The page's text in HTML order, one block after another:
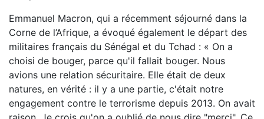
Emmanuel Macron, qui a récemment séjourné dans la
Corne de l’Afrique, a évoqué également le départ des
militaires français du Sénégal et du Tchad : « On a
choisi de bouger, parce qu'il fallait bouger. Nous
avions une relation sécuritaire. Elle était de deux
natures, en vérité : il y a une partie, c'était notre
engagement contre le terrorisme depuis 2013. On avait